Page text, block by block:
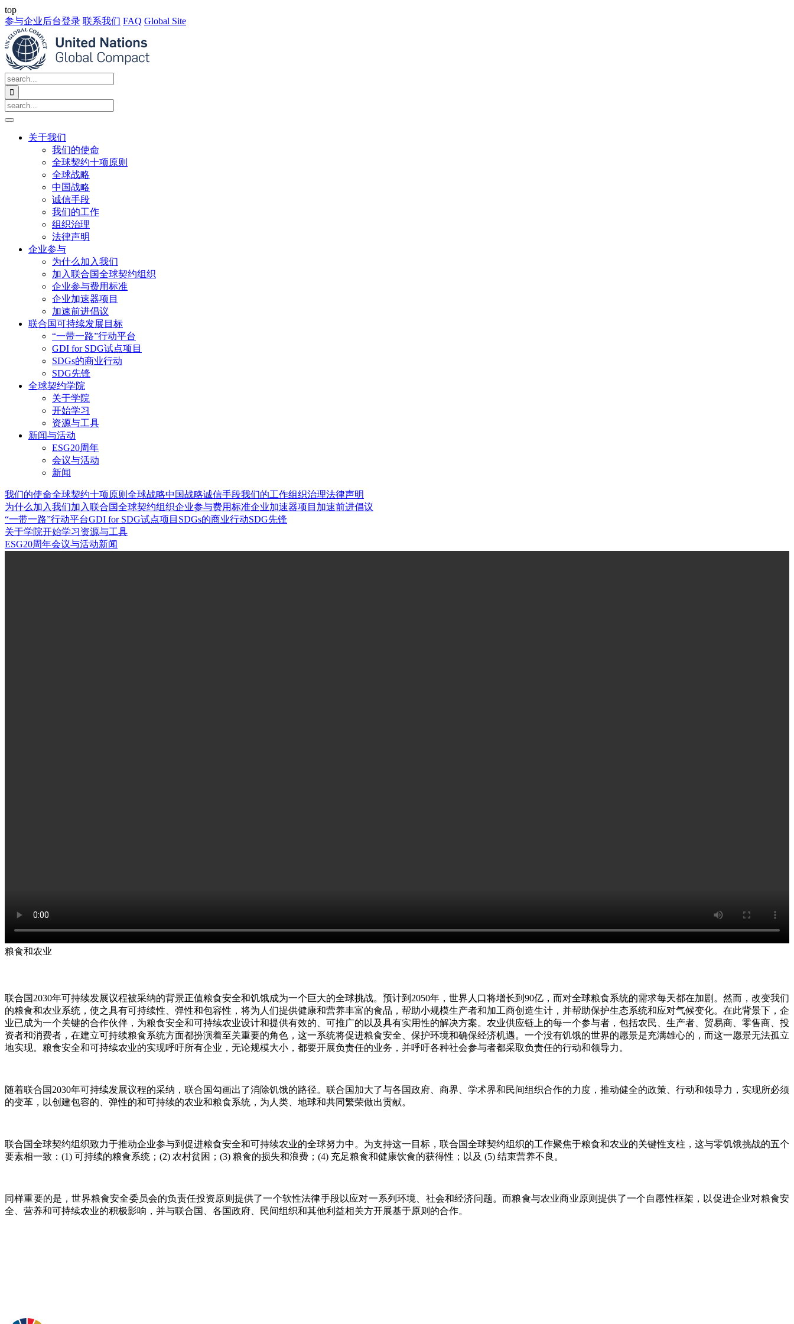
top
参与企业后台登录 联系我们 FAQ Global Site

关于我们
我们的使命
全球契约十项原则
全球战略
中国战略
诚信手段
我们的工作
组织治理
法律声明
企业参与
为什么加入我们
加入联合国全球契约组织
企业参与费用标准
企业加速器项目
加速前进倡议
联合国可持续发展目标
“一带一路”行动平台
GDI for SDG试点项目
SDGs的商业行动
SDG先锋
全球契约学院
关于学院
开始学习
资源与工具
新闻与活动
ESG20周年
会议与活动
新闻
我们的使命全球契约十项原则 全球战略中国战略诚信手段我们的工作组织治理法律声明
为什么加入我们加入联合国全球契约组织企业参与费用标准企业加速器项目 加速前进倡议
“一带一路”行动平台GDI for SDG试点项目 SDGs的商业行动SDG先锋
关于学院开始学习资源与工具
ESG20周年会议与活动新闻
粮食和农业
联合国2030年可持续发展议程被采纳的背景正值粮食安全和饥饿成为一个巨大的全球挑战。预计到2050年，世界人口将增长到90亿，而对全球粮食系统的需求每天都在加剧。然而，改变我们
的粮食和农业系统，使之具有可持续性、弹性和包容性，将为人们提供健康和营养丰富的食品，帮助小规模生产者和加工商创造生计，并帮助保护生态系统和应对气候变化。在此背景下，企
业已成为一个关键的合作伙伴，为粮食安全和可持续农业设计和提供有效的、可推广的以及具有实用性的解决方案。农业供应链上的每一个参与者，包括农民、生产者、贸易商、零售商、投
资者和消费者，在建立可持续粮食系统方面都扮演着至关重要的角色，这一系统将促进粮食安全、保护环境和确保经济机遇。一个没有饥饿的世界的愿景是充满雄心的，而这一愿景无法孤立
地实现。粮食安全和可持续农业的实现呼吁所有企业，无论规模大小，都要开展负责任的业务，并呼吁各种社会参与者都采取负责任的行动和领导力。
随着联合国2030年可持续发展议程的采纳，联合国勾画出了消除饥饿的路径。联合国加大了与各国政府、商界、学术界和民间组织合作的力度，推动健全的政策、行动和领导力，实现所必须
的变革，以创建包容的、弹性的和可持续的农业和粮食系统，为人类、地球和共同繁荣做出贡献。
联合国全球契约组织致力于推动企业参与到促进粮食安全和可持续农业的全球努力中。为支持这一目标，联合国全球契约组织的工作聚焦于粮食和农业的关键性支柱，这与零饥饿挑战的五个
要素相一致：(1) 可持续的粮食系统；(2) 农村贫困；(3) 粮食的损失和浪费；(4) 充足粮食和健康饮食的获得性；以及 (5) 结束营养不良。
同样重要的是，世界粮食安全委员会的负责任投资原则提供了一个软性法律手段以应对一系列环境、社会和经济问题。而粮食与农业商业原则提供了一个自愿性框架，以促进企业对粮食安
全、营养和可持续农业的积极影响，并与联合国、各国政府、民间组织和其他利益相关方开展基于原则的合作。